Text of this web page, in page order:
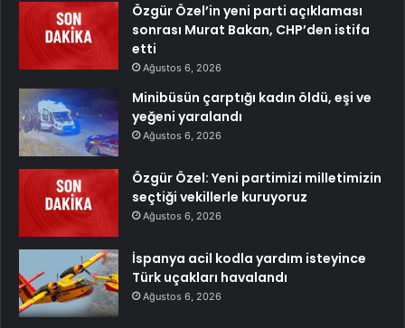
Özgür Özel’in yeni parti açıklaması
sonrası Murat Bakan, CHP’den istifa
etti
Ağustos 6, 2026
Minibüsün çarptığı kadın öldü, eşi ve
yeğeni yaralandı
Ağustos 6, 2026
Özgür Özel: Yeni partimizi milletimizin
seçtiği vekillerle kuruyoruz
Ağustos 6, 2026
İspanya acil kodla yardım isteyince
Türk uçakları havalandı
Ağustos 6, 2026